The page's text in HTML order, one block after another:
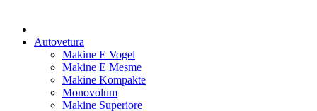
Autovetura
Makine E Vogel
Makine E Mesme
Makine Kompakte
Monovolum
Makine Superiore